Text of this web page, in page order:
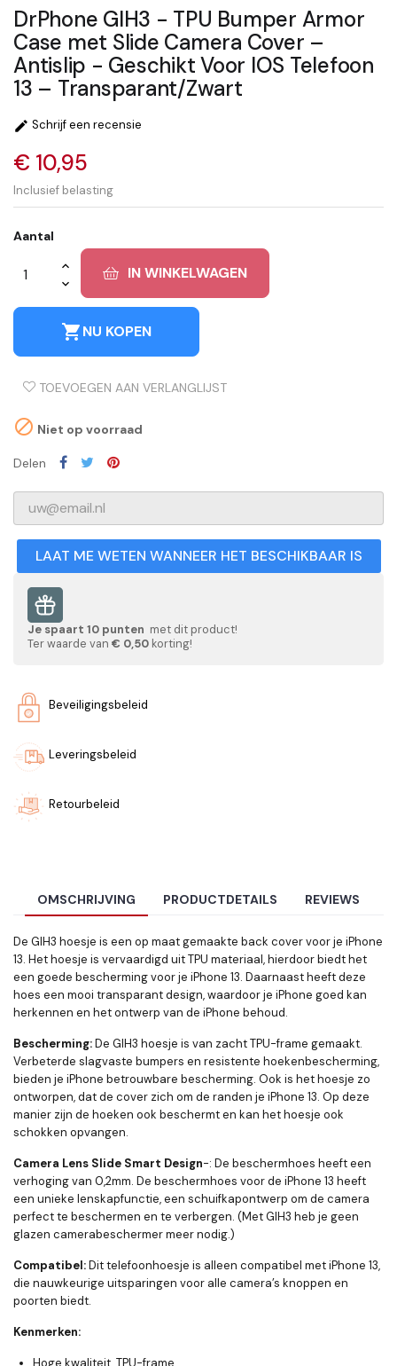
DrPhone GIH3 - TPU Bumper Armor
Case met Slide Camera Cover –
Antislip - Geschikt Voor IOS Telefoon
13 – Transparant/Zwart
 Schrijf een recensie
€ 10,95
Inclusief belasting
Aantal
IN WINKELWAGEN
shopping_cartNU KOPEN
TOEVOEGEN AAN VERLANGLIJST
 Niet op voorraad
Delen
LAAT ME WETEN WANNEER HET BESCHIKBAAR IS
Je spaart 10 punten met dit product!
Ter waarde van € 0,50 korting!
Beveiligingsbeleid
Leveringsbeleid
Retourbeleid
OMSCHRIJVING PRODUCTDETAILS REVIEWS
De GIH3 hoesje is een op maat gemaakte back cover voor je iPhone
13. Het hoesje is vervaardigd uit TPU materiaal, hierdoor biedt het
een goede bescherming voor je iPhone 13. Daarnaast heeft deze
hoes een mooi transparant design, waardoor je iPhone goed kan
herkennen en het ontwerp van de iPhone behoud.
Bescherming:De GIH3 hoesje is van zacht TPU-frame gemaakt.
Verbeterde slagvaste bumpers en resistente hoekenbescherming,
bieden je iPhone betrouwbare bescherming. Ook is het hoesje zo
ontworpen, dat de cover zich om de randen je iPhone 13. Op deze
manier zijn de hoeken ook beschermt en kan het hoesje ook
schokken opvangen.
Camera Lens Slide Smart Design-: De beschermhoes heeft een
verhoging van 0,2mm. De beschermhoes voor de iPhone 13 heeft
een unieke lenskapfunctie, een schuifkapontwerp om de camera
perfect te beschermen en te verbergen. (Met GIH3 heb je geen
glazen camerabeschermer meer nodig.)
Compatibel:Dit telefoonhoesje is alleen compatibel met iPhone 13,
die nauwkeurige uitsparingen voor alle camera’s knoppen en
poorten biedt.
Kenmerken: